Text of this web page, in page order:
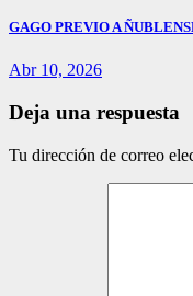
GAGO PREVIO A
Abr 10, 2026
Deja una respuesta
Tu dirección de correo